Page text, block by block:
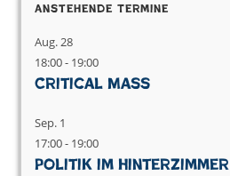
Anstehende Termine
Aug.28
18:00- 19:00
Critical Mass
Sep. 1
17:00- 19:00
Politik im Hinterzimmer